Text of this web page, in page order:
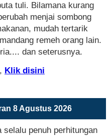
tuli. Bilamana kurang
menjai sombong
mudah tertarik
remeh orang lain.
dan seterusnya.
Klik disini
8 Agustus 2026
selalu penuh perhitungan